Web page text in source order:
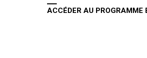
ACCÉDER AU PROGRAMME